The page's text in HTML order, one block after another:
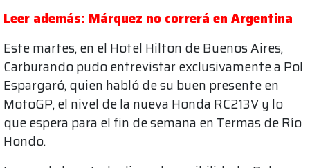
Leer además: Márquez no correrá en Argentina
Este martes, en el Hotel Hilton de Buenos Aires,
Carburando pudo entrevistar exclusivamente a Pol
Espargaró, quien habló de su buen presente en
MotoGP, el nivel de la nueva Honda RC213V y lo
que espera para el fin de semana en Termas de Río
Hondo.